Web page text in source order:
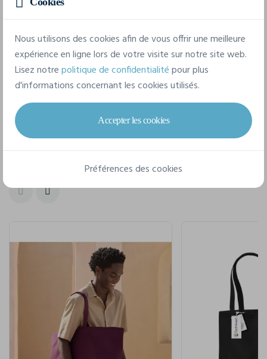
Fiche technique
Pour un style complet
Nous utilisons des cookies afin de vous offrir une meilleure
expérience en ligne lors de votre visite sur notre site web.
Lisez notrepolitique de confidentialitépour plus
d'informations concernant les cookies utilisés.
Accepter les cookies
Préférences des cookies